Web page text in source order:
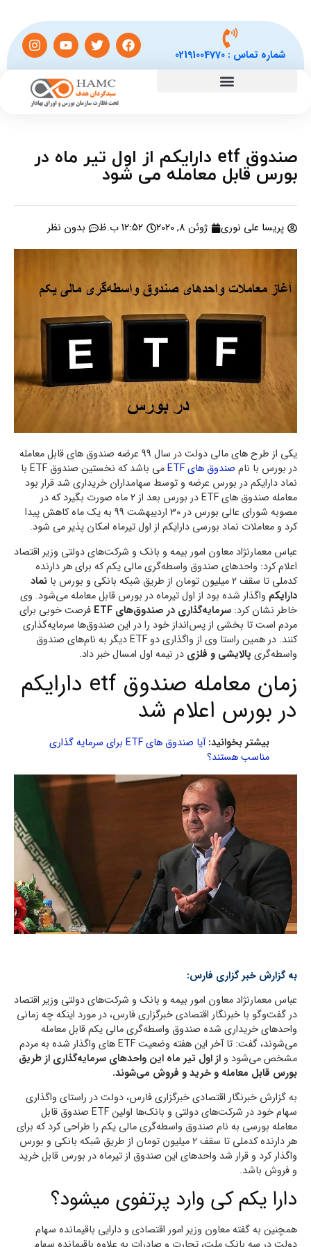
شماره تماس :02191004770
صندوق etf دارایکم از اول تیر ماه در
بورس قابل معامله می شود
پریسا علی نوری ژوئن 8, 2020 12:52 ب.ظ بدون نظر
یکی از طرح های مالی دولت در سال 99 عرضه صندوق های قابل معامله
در بورس با نام صندوق های ETF
می باشد که نخستین صندوق ETF با
نماد دارایکم در بورس عرضه و توسط سهامداران خریداری شد قرار بود
معامله صندوق های ETF در بورس بعد از 2 ماه صورت بگیرد که در
مصوبه شورای عالی بورس در 30 اردیبهشت 99 به یک ماه کاهش پیدا
کرد و معاملات نماد بورسی دارایکم از اول تیرماه امکان پذیر می شود.
عباس معمارنژاد معاون امور بیمه و بانک و شرکت‌های دولتی وزیر اقتصاد
اعلام کرد: واحد‌های صندوق واسطه‌گری مالی یکم که برای هر دارنده
کدملی تا سقف ۲ میلیون تومان از طریق شبکه بانکی و بورس با
نماد
دارایکم واگذار شده بود از اول تیرماه در بورس قابل معامله می‌شود. وی
خاطر نشان کرد: سرمایه‌گذاری در صندوق‌های ETF
فرصت خوبی برای
مردم است تا بخشی از پس‌انداز خود را در این صندوق‌ها سرمایه‌گذاری
کنند. در همین راستا وی از واگذاری دو ETF دیگر به نام‌های صندوق
واسطه‌گری پالایشی و فلزی در نیمه اول امسال خبر داد.
زمان معامله صندوق etf دارایکم
در بورس اعلام شد
بیشتر بخوانید:
آیا صندوق های ETF برای سرمایه گذاری
مناسب هستند؟
به گزارش خبر گزاری فارس:
عباس معمارنژاد معاون امور بیمه و بانک و شرکت‌های دولتی وزیر اقتصاد
در گفت‌وگو با خبرنگار اقتصادی خبرگزاری فارس، در مورد اینکه چه زمانی
واحدهای خریداری شده صندوق واسطه‌گری مالی یکم قابل معامله
می‌شوند، گفت: تا آخر این هفته وضعیت ETF‌ های واگذار شده به مردم
مشخص می‌شود و از اول تیر ماه این واحدهای سرمایه‌گذاری از طریق
بورس قابل معامله و خرید و فروش می‌شوند.
به گزارش خبرنگار اقتصادی خبرگزاری فارس، دولت در راستای واگذاری
سهام خود در شرکت‌های دولتی و بانک‌ها اولین ETF صندوق قابل
معامله بورسی به نام صندوق واسطه‌گری مالی یکم را طراحی کرد که برای
هر دارنده کدملی تا سقف 2 میلیون تومان از طریق شبکه بانکی و بورس
واگذار کرد و قرار شد واحدهای این صندوق از تیرماه در بورس قابل خرید
و فروش باشد.
دارا یکم کی وارد پرتفوی میشود؟
همچنین به گفته معاون وزیر امور اقتصادی و دارایی باقیمانده سهام